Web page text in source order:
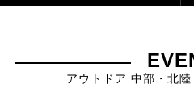
アウトドア 中部・北